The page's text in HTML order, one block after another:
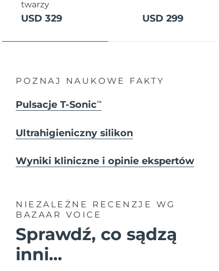
twarzy
USD 329 USD 299
POZNAJ NAUKOWE FAKTY
Pulsacje T-SonicTM
Ultrahigieniczny silikon
Wyniki kliniczne i opinie ekspertów
NIEZALEŻNE RECENZJE
WG
BAZAAR VOICE
Sprawdź, co sądzą
inni...